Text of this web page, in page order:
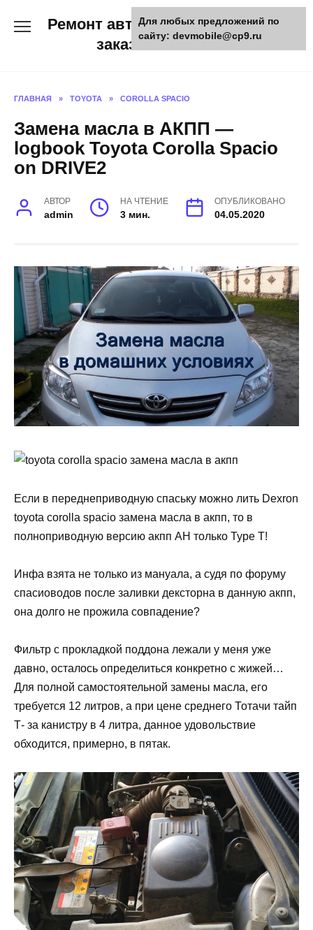
Ремонт авто и мото техники,
заказ запчастей
ГЛАВНАЯ » TOYOTA » COROLLA SPACIO
Замена масла в АКПП —
logbook Toyota Corolla Spacio
on DRIVE2
АВТОР
admin
НА ЧТЕНИЕ
3 мин.
ОПУБЛИКОВАНО
04.05.2020
Если в переднеприводную спаську можно лить Dexron
toyota corolla spacio замена масла в акпп, то в
полноприводную версию акпп AH только Type T!
Инфа взята не только из мануала, а судя по форуму
спасиоводов после заливки дексторна в данную акпп,
она долго не прожила совпадение?
Фильтр с прокладкой поддона лежали у меня уже
давно, осталось определиться конкретно с жижей…
Для полной самостоятельной замены масла, его
требуется 12 литров, а при цене среднего Тотачи тайп
Т- за канистру в 4 литра, данное удовольствие
обходится, примерно, в пятак.
Для любых предложений по
сайту: devmobile@cp9.ru